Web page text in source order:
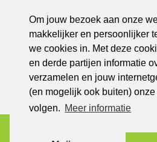
Om jouw bezoek aan onze
makkelijker en persoonlijker
we cookies in. Met deze
en derde partijen informatie
verzamelen en jouw
(en mogelijk ook buiten)
volgen. Meer informatie
088-8771398